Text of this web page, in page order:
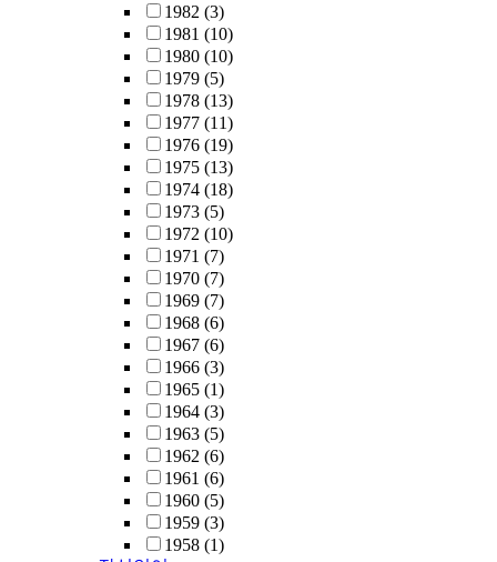
1982 (3)
1981 (10)
1980 (10)
1979 (5)
1978 (13)
1977 (11)
1976 (19)
1975 (13)
1974 (18)
1973 (5)
1972 (10)
1971 (7)
1970 (7)
1969 (7)
1968 (6)
1967 (6)
1966 (3)
1965 (1)
1964 (3)
1963 (5)
1962 (6)
1961 (6)
1960 (5)
1959 (3)
1958 (1)